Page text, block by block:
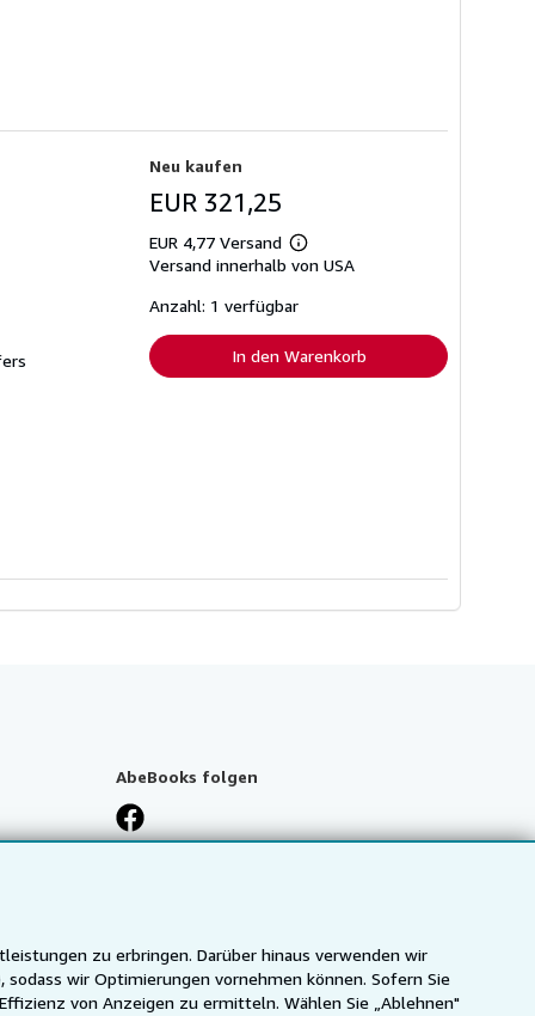
zu erbringen. Darüber hinaus verwenden wir
sodass wir Optimierungen vornehmen können. Sofern Sie
von Anzeigen zu ermitteln. Wählen Sie „Ablehnen"
Neu kaufen
EUR 321,25
EUR 4,77 Versand
Weitere
Informationen
Versandkosten
Versand innerhalb von USA
Anzahl: 1 verfügbar
In den Warenkorb
AbeBooks folgen